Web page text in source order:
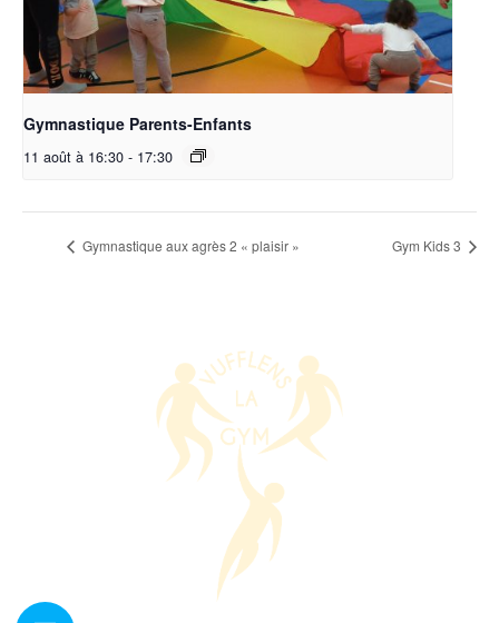
Gymnastique Parents-Enfants
11 août à 16:30 - 17:30
Gymnastique aux agrès 2 « plaisir » Gym Kids 3